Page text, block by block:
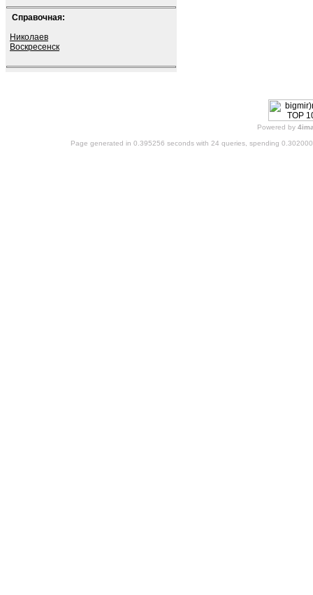
Справочная:
Николаев
Воскресенск
Powered by
Page generated in 0.395256 seconds with 24 queries, spending